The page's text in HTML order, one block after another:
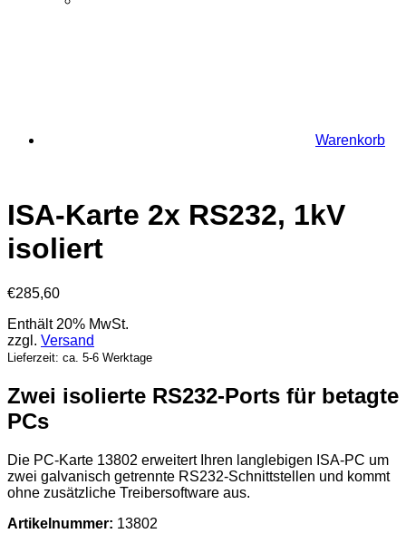
Warenkorb
ISA-Karte 2x RS232, 1kV
isoliert
€285,60
Enthält 20% MwSt.
zzgl. Versand
Lieferzeit: ca. 5-6 Werktage
Zwei isolierte RS232-Ports für betagte
PCs
Die PC-Karte 13802 erweitert Ihren langlebigen ISA-PC um
zwei galvanisch getrennte RS232-Schnittstellen und kommt
ohne zusätzliche Treibersoftware aus.
Artikelnummer: 13802